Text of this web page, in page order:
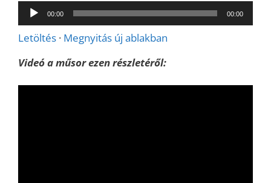
Audió
lejátszó
00:00 00:00
Letöltés · Megnyitás új ablakban
Videó a műsor ezen részletéről: